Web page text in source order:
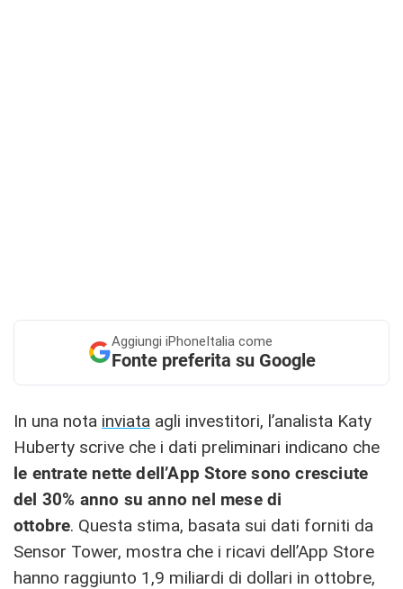
Aggiungi iPhoneItalia come
Fonte preferita su Google
In una nota inviata agli investitori, l’analista Katy
Huberty scrive che i dati preliminari indicano che
le entrate nette dell’App Store sono cresciute
del 30% anno su anno nel mese di
ottobre. Questa stima, basata sui dati forniti da
Sensor Tower, mostra che i ricavi dell’App Store
hanno raggiunto 1,9 miliardi di dollari in ottobre,